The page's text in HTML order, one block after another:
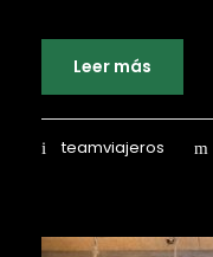
Leer más
teamviajeros